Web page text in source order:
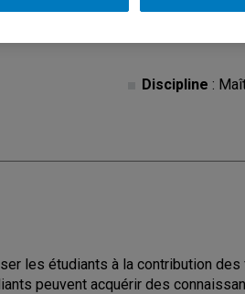
Discipline :
les étudiants à la contribution
peuvent acquérir des